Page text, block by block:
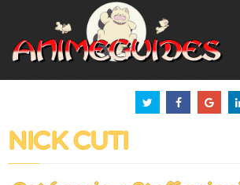
NICK CUTI
Panneau de gestion des cookies